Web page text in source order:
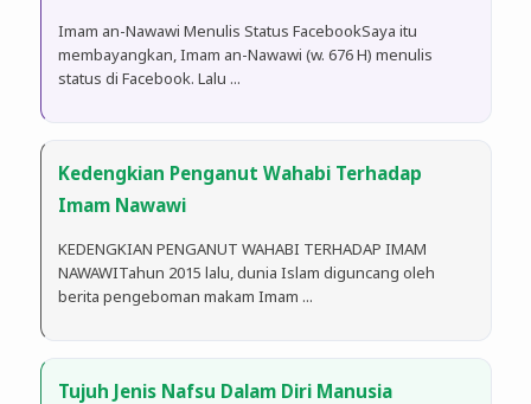
Imam an-Nawawi Menulis Status FacebookSaya itu
membayangkan, Imam an-Nawawi (w. 676 H) menulis
status di Facebook. Lalu ...
Kedengkian Penganut Wahabi Terhadap
Imam Nawawi
KEDENGKIAN PENGANUT WAHABI TERHADAP IMAM
NAWAWITahun 2015 lalu, dunia Islam diguncang oleh
berita pengeboman makam Imam ...
Tujuh Jenis Nafsu Dalam Diri Manusia